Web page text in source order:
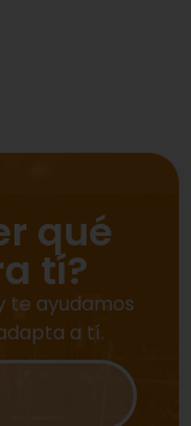
te ayudamos
a tí.
qué
tí?